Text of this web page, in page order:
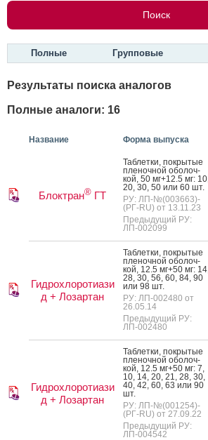
Полные Групповые
Результаты поиска аналогов
Полные аналоги: 16
Название Форма выпуска
Блоктран® ГТ
Таб­летки, пок­ры­тые
пле­ноч­ной обо­лоч­
кой, 50 мг+12.5 мг: 10,
20, 30, 50 или 60 шт.
РУ: ЛП-№(003663)-
(РГ-RU) от 13.11.23
Предыдущий РУ:
ЛП-002099
Гидрохлоротиази
д + Лозартан
Таб­летки, пок­ры­тые
пле­ноч­ной обо­лоч­
кой, 12.5 мг+50 мг: 14,
28, 30, 56, 60, 84, 90
или 98 шт.
РУ: ЛП-002480 от
26.05.14
Предыдущий РУ:
ЛП-002480
Гидрохлоротиази
д + Лозартан
Таб­летки, пок­ры­тые
пле­ноч­ной обо­лоч­
кой, 12.5 мг+50 мг: 7,
10, 14, 20, 21, 28, 30,
40, 42, 60, 63 или 90
шт.
РУ: ЛП-№(001254)-
(РГ-RU) от 27.09.22
Предыдущий РУ:
ЛП-004542